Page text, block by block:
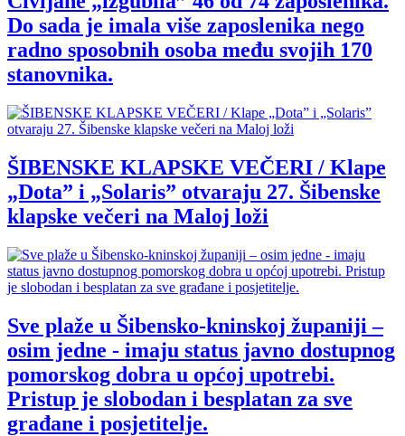
Do sada je imala više zaposlenika nego
radno sposobnih osoba među svojih 170
stanovnika.
ŠIBENSKE KLAPSKE VEČERI / Klape
„Dota” i „Solaris” otvaraju 27. Šibenske
klapske večeri na Maloj loži
Sve plaže u Šibensko-kninskoj županiji –
osim jedne - imaju status javno dostupnog
pomorskog dobra u općoj upotrebi.
Pristup je slobodan i besplatan za sve
građane i posjetitelje.